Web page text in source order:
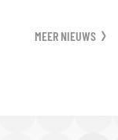
MEER NIEUWS